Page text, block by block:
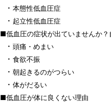
本態性低血圧症
起立性低血圧症
■低血圧の症状が出ていませんか
頭痛・めまい
食欲不振
朝起きるのがつらい
体がだるい
■低血圧が体に良くない理由